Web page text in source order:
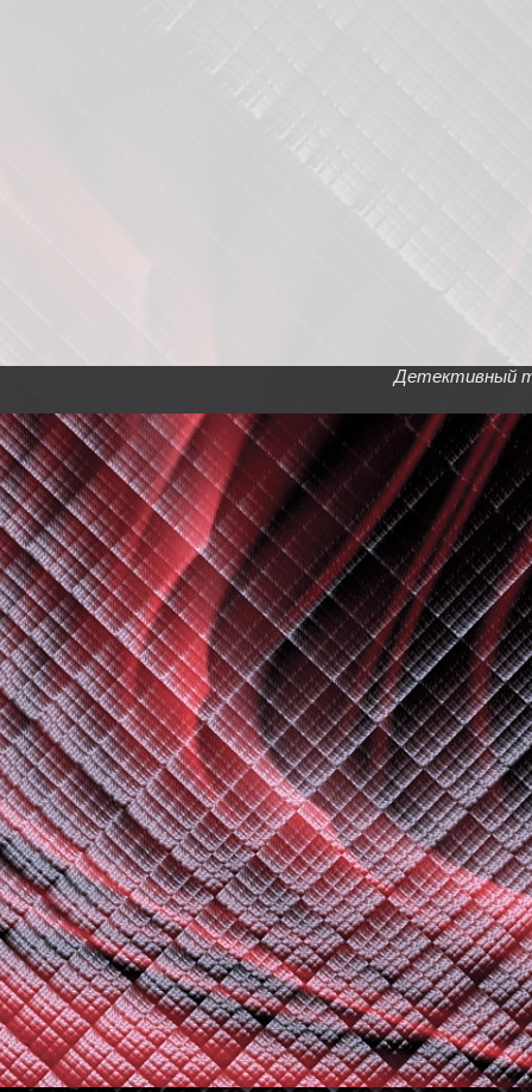
Детективный